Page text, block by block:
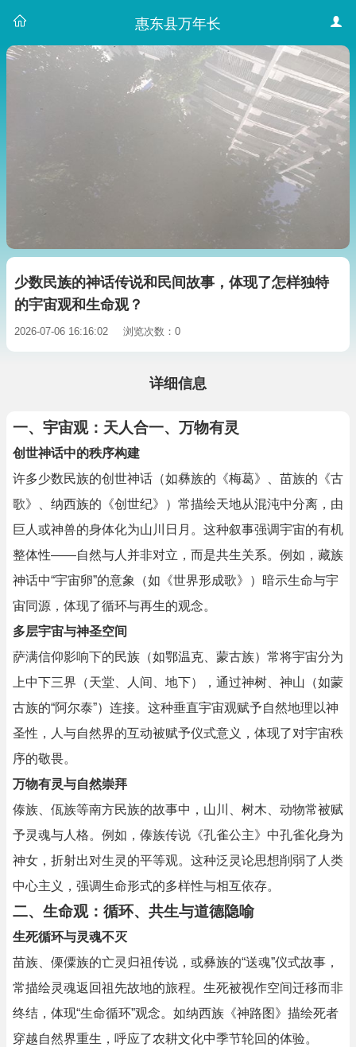
惠东县万年长
少数民族的神话传说和民间故事，体现了怎样独特
的宇宙观和生命观？
2026-07-06 16:16:02 浏览次数：0
详细信息
一、宇宙观：天人合一、万物有灵
创世神话中的秩序构建
许多少数民族的创世神话（如彝族的《梅葛》、苗族的《古
歌》、纳西族的《创世纪》）常描绘天地从混沌中分离，由
巨人或神兽的身体化为山川日月。这种叙事强调宇宙的有机
整体性——自然与人并非对立，而是共生关系。例如，藏族
神话中“宇宙卵”的意象（如《世界形成歌》）暗示生命与宇
宙同源，体现了循环与再生的观念。
多层宇宙与神圣空间
萨满信仰影响下的民族（如鄂温克、蒙古族）常将宇宙分为
上中下三界（天堂、人间、地下），通过神树、神山（如蒙
古族的“阿尔泰”）连接。这种垂直宇宙观赋予自然地理以神
圣性，人与自然界的互动被赋予仪式意义，体现了对宇宙秩
序的敬畏。
万物有灵与自然崇拜
傣族、佤族等南方民族的故事中，山川、树木、动物常被赋
予灵魂与人格。例如，傣族传说《孔雀公主》中孔雀化身为
神女，折射出对生灵的平等观。这种泛灵论思想削弱了人类
中心主义，强调生命形式的多样性与相互依存。
二、生命观：循环、共生与道德隐喻
生死循环与灵魂不灭
苗族、傈僳族的亡灵归祖传说，或彝族的“送魂”仪式故事，
常描绘灵魂返回祖先故地的旅程。生死被视作空间迁移而非
终结，体现“生命循环”观念。如纳西族《神路图》描绘死者
穿越自然界重生，呼应了农耕文化中季节轮回的体验。